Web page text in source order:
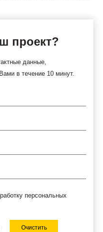
проект?
данные,
в течение 10 минут.
персональных
Очистить